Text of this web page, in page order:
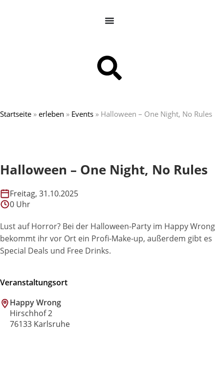
Startseite » erleben » Events » Halloween – One Night, No Rules
Halloween – One Night, No Rules
Freitag, 31.10.2025
0 Uhr
Lust auf Horror? Bei der Halloween-Party im Happy Wrong
bekommt ihr vor Ort ein Profi-Make-up, außerdem gibt es
Special Deals und Free Drinks.
Veranstaltungsort
Happy Wrong
Hirschhof 2
76133 Karlsruhe